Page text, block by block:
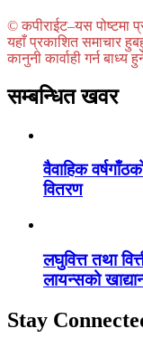
© कपीराईट–यस पोष्टमा
यहाँ प्रकाशित समाचार
कानुनी कार्वाही गर्न बाध्य
सम्बन्धित खवर
वैवाहिक
वितरण
लघुवित्त तथा
लायन्सको
Stay